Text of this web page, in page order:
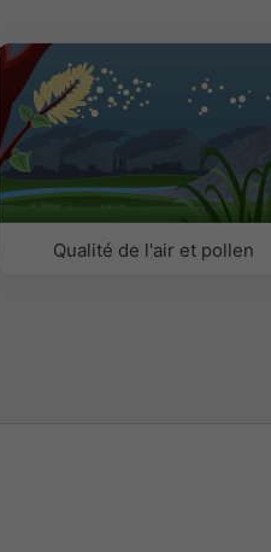
Qualité de l'air et pollen